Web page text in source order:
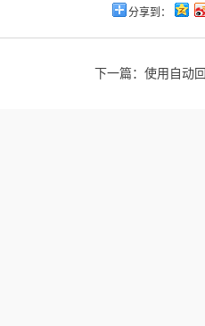
分享到：
下一篇： 使用自动